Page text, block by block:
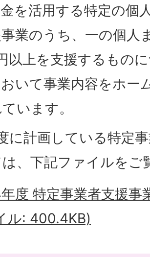
を活用する特定の個
業のうち、一の個人
以上を支援するもの
いて事業内容をホー
います。
に計画している特定
、下記ファイルをご
度 特定事業者支援事
ル: 400.4KB)